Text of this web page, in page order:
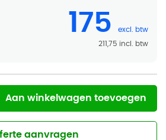
175
211,75
Aan winkelwagen toevoegen
aanvragen